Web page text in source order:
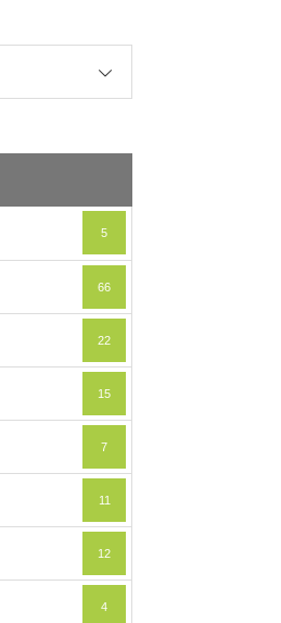
5
66
22
15
7
11
12
4